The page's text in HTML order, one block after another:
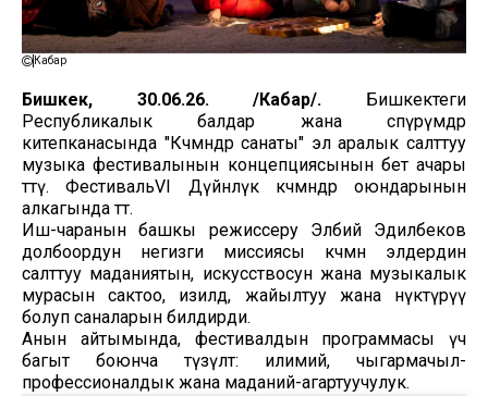
Кабар
Бишкек, 30.06.26. /Кабар/. Бишкектеги
Республикалык балдар жана өспүрүмдөр
китепканасында "Көчмөндөр санаты" эл аралык салттуу
музыка фестивалынын концепциясынын бет ачары
өттү. ФестивальVI Дүйнөлүк көчмөндөр оюндарынын
алкагында өтөт.
Иш-чаранын башкы режиссеру Элбий Эдилбеков
долбоордун негизги миссиясы көчмөн элдердин
салттуу маданиятын, искусствосун жана музыкалык
мурасын сактоо, изилдөө, жайылтуу жана өнүктүрүү
болуп саналарын билдирди.
Анын айтымында, фестивалдын программасы үч
багыт боюнча түзүлөт: илимий, чыгармачыл-
профессионалдык жана маданий-агартуучулук.